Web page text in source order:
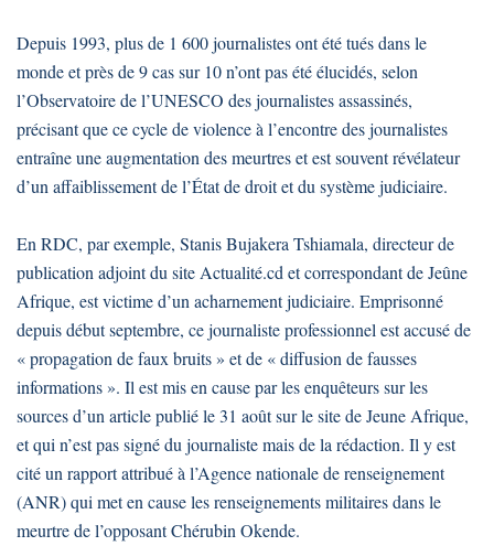
Depuis 1993, plus de 1 600 journalistes ont été tués dans le
monde et près de 9 cas sur 10 n’ont pas été élucidés, selon
l’Observatoire de l’UNESCO des journalistes assassinés,
précisant que ce cycle de violence à l’encontre des journalistes
entraîne une augmentation des meurtres et est souvent révélateur
d’un affaiblissement de l’État de droit et du système judiciaire.
En RDC, par exemple, Stanis Bujakera Tshiamala, directeur de
publication adjoint du site Actualité.cd et correspondant de Jeûne
Afrique, est victime d’un acharnement judiciaire. Emprisonné
depuis début septembre, ce journaliste professionnel est accusé de
« propagation de faux bruits » et de « diffusion de fausses
informations ». Il est mis en cause par les enquêteurs sur les
sources d’un article publié le 31 août sur le site de Jeune Afrique,
et qui n’est pas signé du journaliste mais de la rédaction. Il y est
cité un rapport attribué à l’Agence nationale de renseignement
(ANR) qui met en cause les renseignements militaires dans le
meurtre de l’opposant Chérubin Okende.